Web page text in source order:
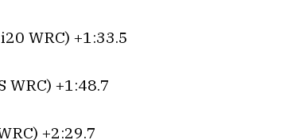
WRC) +1:33.5
WRC) +1:48.7
+2:29.7